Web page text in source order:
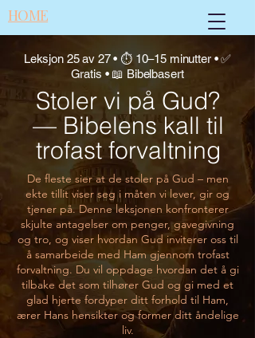
HOME
Leksjon 25 av 27 • ⏱ 10–15 minutter • ✅
Gratis • 📖 Bibelbasert
Stoler vi på Gud?
— Bibelens kall til
trofast forvaltning
De fleste sier at de stoler på Gud – men
ekte tillit viser seg i måten vi lever, gir og
tjener på. Denne leksjonen konfronterer
skjulte antagelser om penger, gavegivning
og tro, og viser hvordan Gud inviterer oss til
å samarbeide med Ham gjennom trofast
forvaltning. Du vil oppdage hvordan det å gi
tilbake det som tilhører Gud og gi med et
glad hjerte fordyper ditt forhold til Ham,
ærer Hans hensikter og former ditt åndelige
liv.